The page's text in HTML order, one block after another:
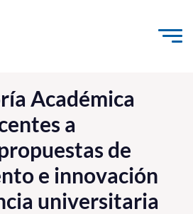
al contenido
e Innovación
Académica
a
de
e innovación
universitaria